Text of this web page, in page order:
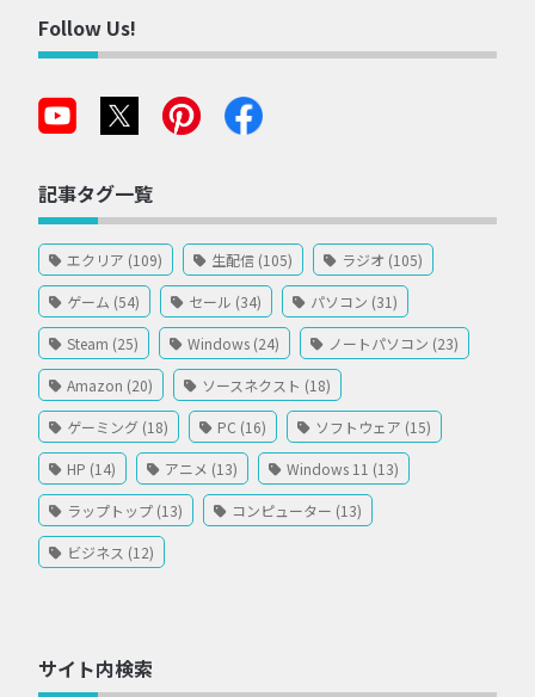
Follow Us!
記事タグ一覧
エクリア (109) 生配信 (105) ラジオ (105)
ゲーム (54) セール (34) パソコン (31)
Steam (25) Windows (24) ノートパソコン (23)
Amazon (20) ソースネクスト (18)
ゲーミング (18) PC (16) ソフトウェア (15)
HP (14) アニメ (13) Windows 11 (13)
ラップトップ (13) コンピューター (13)
ビジネス (12)
サイト内検索